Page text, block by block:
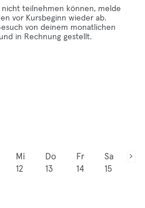
teilnehmen können, melde
vor Kursbeginn wieder ab.
von deinem monatlichen
in Rechnung gestellt.
Mi
12
Do
13
Fr
14
Sa
15